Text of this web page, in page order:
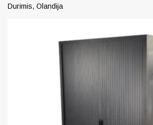
Durimis, Olandija